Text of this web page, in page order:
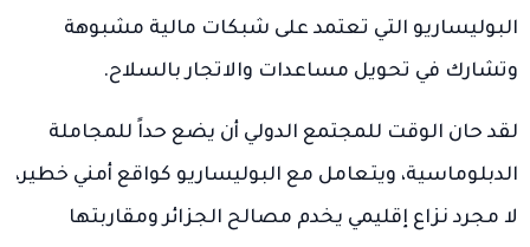
البوليساريو التي تعتمد على شبكات مالية مشبوهة
وتشارك في تحويل مساعدات والاتجار بالسلاح.
لقد حان الوقت للمجتمع الدولي أن يضع حداً للمجاملة
الدبلوماسية، ويتعامل مع البوليساريو كواقع أمني خطير،
لا مجرد نزاع إقليمي يخدم مصالح الجزائر ومقاربتها